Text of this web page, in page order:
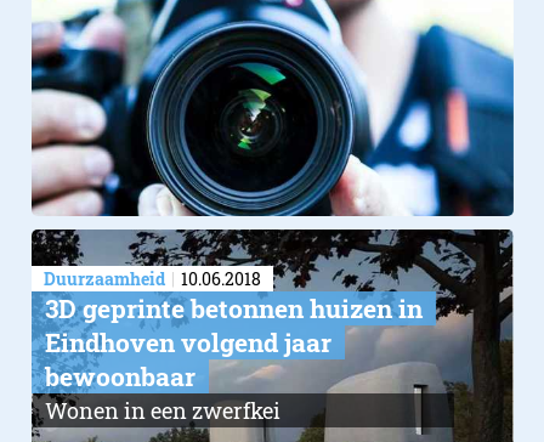
Duurzaamheid 10.06.2018
3D geprinte betonnen huizen in
Eindhoven volgend jaar
bewoonbaar
Wonen in een zwerfkei